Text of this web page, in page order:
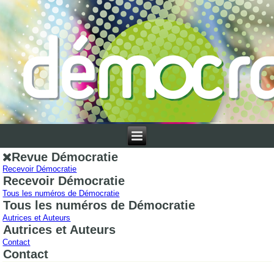
Revue Démocratie
Recevoir Démocratie
Recevoir Démocratie
Tous les numéros de Démocratie
Tous les numéros de Démocratie
Autrices et Auteurs
Autrices et Auteurs
Contact
Contact